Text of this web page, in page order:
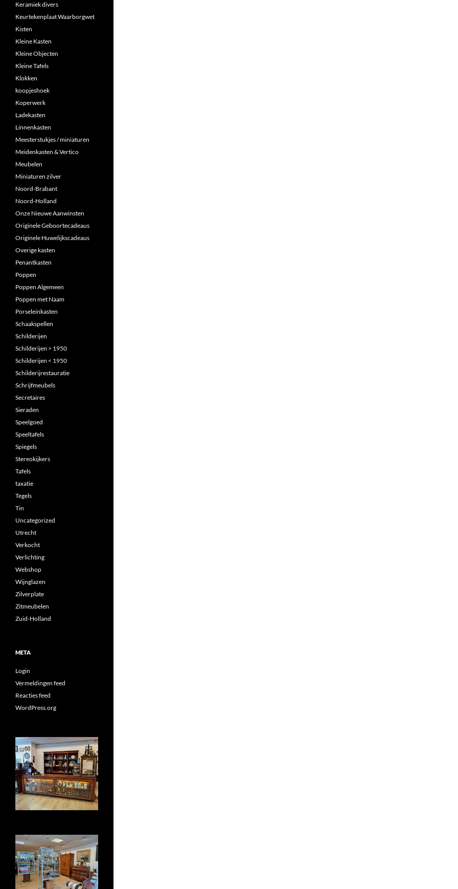
Keramiek divers
Keurtekenplaat Waarborgwet
Kisten
Kleine Kasten
Kleine Objecten
Kleine Tafels
Klokken
koopjeshoek
Koperwerk
Ladekasten
Linnenkasten
Meesterstukjes / miniaturen
Meidenkasten & Vertico
Meubelen
Miniaturen zilver
Noord-Brabant
Noord-Holland
Onze Nieuwe Aanwinsten
Originele Geboortecadeaus
Originele Huwelijkscadeaus
Overige kasten
Penantkasten
Poppen
Poppen Algemeen
Poppen met Naam
Porseleinkasten
Schaakspellen
Schilderijen
Schilderijen > 1950
Schilderijen < 1950
Schilderijrestauratie
Schrijfmeubels
Secretaires
Sieraden
Speelgoed
Speeltafels
Spiegels
Stereokijkers
Tafels
taxatie
Tegels
Tin
Uncategorized
Utrecht
Verkocht
Verlichting
Webshop
Wijnglazen
Zilverplate
Zitmeubelen
Zuid-Holland
META
Login
Vermeldingen feed
Reacties feed
WordPress.org